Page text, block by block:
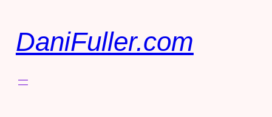
DaniFuller.com